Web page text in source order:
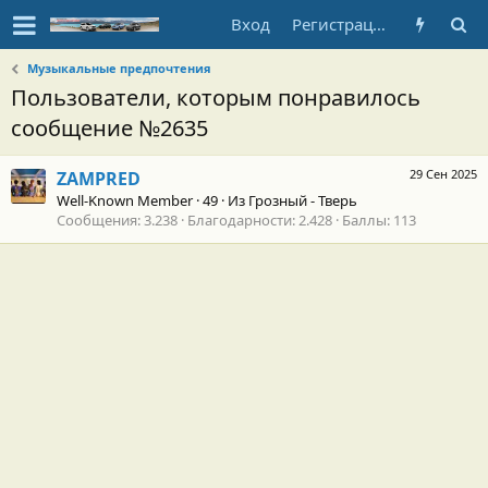
Вход Регистрация
Музыкальные предпочтения
Пользователи, которым понравилось
сообщение №2635
29 Сен 2025
ZAMPRED
Well-Known Member ·49 · Из Грозный - Тверь
Сообщения 3.238 Благодарности 2.428 Баллы 113